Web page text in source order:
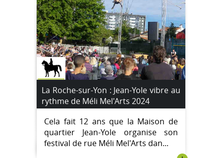
La Roche-sur-Yon : Jean-Yole vibre au
rythme de Méli Mel'Arts 2024
Cela fait 12 ans que la Maison de
quartier Jean-Yole organise son
festival de rue Méli Mel'Arts dan...